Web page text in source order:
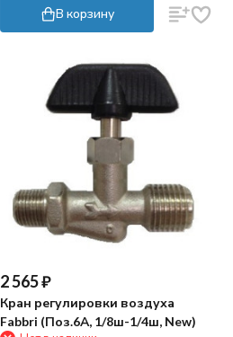
В корзину
2 565₽
Кран регулировки воздуха
Fabbri (Поз.6А, 1/8ш-1/4ш, New)